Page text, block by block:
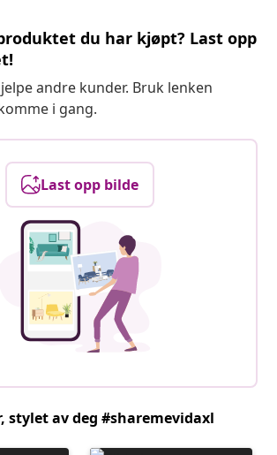
du har kjøpt? Last opp
andre kunder. Bruk lenken
i gang.
Last opp bilde
stylet av deg #sharemevidaxl